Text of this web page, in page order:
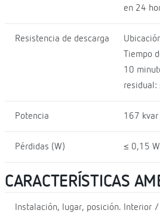
en 24
Resistencia de descarga
Tiempo
10
residual:
Potencia 167 kvar
Pérdidas (W) ≤ 0,15
CARACTERÍSTICAS
Instalación, lugar, posición. Interior